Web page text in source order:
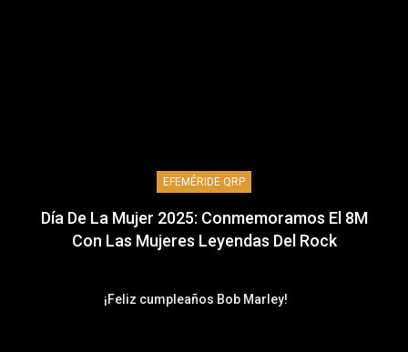
EFEMÉRIDE QRP
Día De La Mujer 2025: Conmemoramos El 8M
Con Las Mujeres Leyendas Del Rock
¡Feliz cumpleaños Bob Marley!